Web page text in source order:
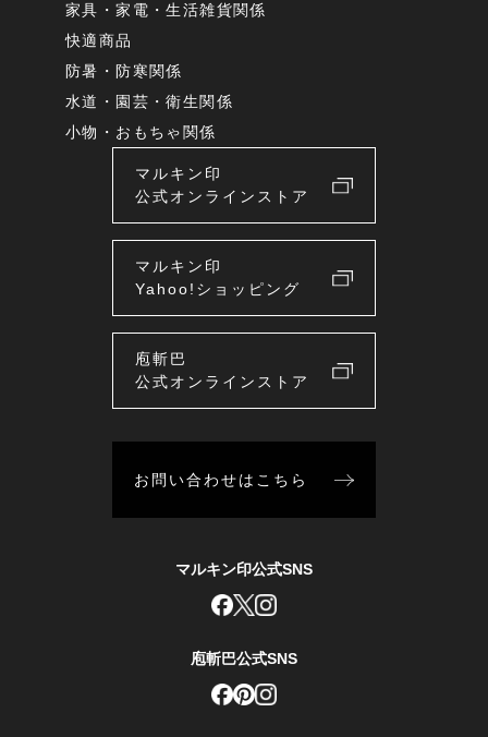
家具・家電・生活雑貨関係
快適商品
防暑・防寒関係
水道・園芸・衛生関係
小物・おもちゃ関係
マルキン印
公式オンラインストア
マルキン印
Yahoo!ショッピング
庖斬巴
公式オンラインストア
お問い合わせはこちら
マルキン印公式SNS
庖斬巴公式SNS